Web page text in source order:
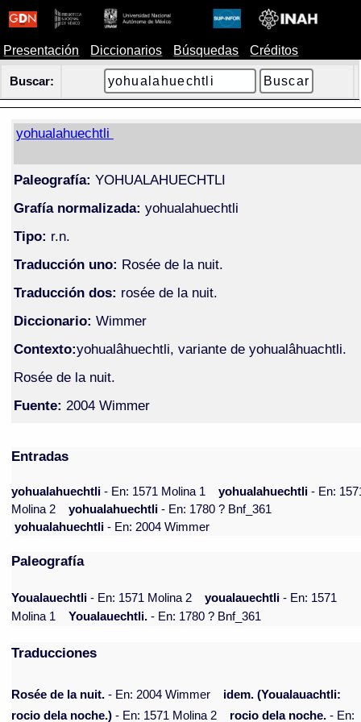
Presentación Diccionarios Búsquedas Créditos
Buscar:
yohualahuechtli
Paleografía: YOHUALAHUECHTLI
Grafía normalizada: yohualahuechtli
Tipo: r.n.
Traducción uno: Rosée de la nuit.
Traducción dos: rosée de la nuit.
Diccionario: Wimmer
Contexto:yohualâhuechtli, variante de yohualâhuachtli.
Rosée de la nuit.
Fuente: 2004 Wimmer
Entradas
yohualahuechtli- En: 1571 Molina 1 yohualahuechtli- En:
Molina 2
yohualahuechtli- En: 1780 ? Bnf_361
yohualahuechtli- En: 2004 Wimmer
Paleografía
Youalauechtli - En: 1571 Molina 2 youalauechtli - En: 1571
Molina 1
Youalauechtli. - En: 1780 ? Bnf_361
Traducciones
Rosée de la nuit. - En: 2004 Wimmer
idem. (Youalauachtli:
rocio dela noche.) - En: 1571 Molina 2 rocio dela noche. - En: